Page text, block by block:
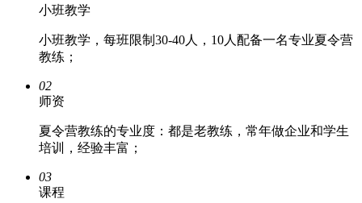
小班教学
小班教学，每班限制30-40人，10人配备一名专业夏令营
教练；
02
师资
夏令营教练的专业度：都是老教练，常年做企业和学生
培训，经验丰富；
03
课程